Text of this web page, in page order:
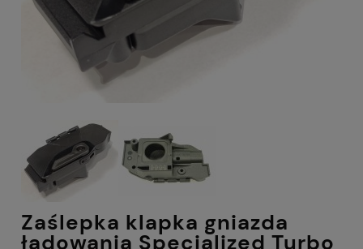
Zaślepka klapka gniazda
ładowania Specialized Turbo